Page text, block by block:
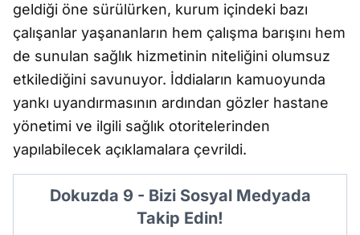
geldiği öne sürülürken, kurum içindeki bazı
çalışanlar yaşananların hem çalışma barışını hem
de sunulan sağlık hizmetinin niteliğini olumsuz
etkilediğini savunuyor. İddiaların kamuoyunda
yankı uyandırmasının ardından gözler hastane
yönetimi ve ilgili sağlık otoritelerinden
yapılabilecek açıklamalara çevrildi.
Dokuzda 9 - Bizi Sosyal Medyada
Takip Edin!